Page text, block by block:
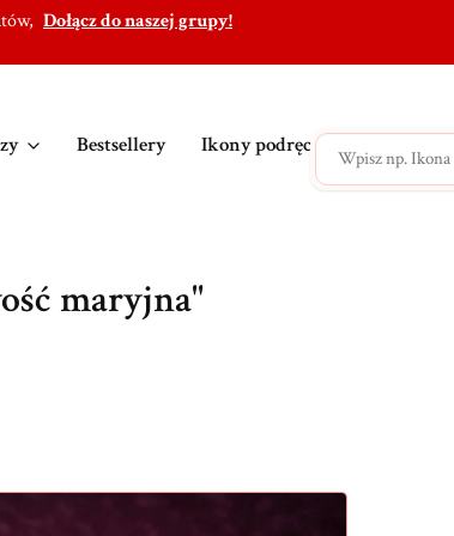
Dołącz do naszej grupy!
Bestsellery Ikony podręczne
maryjna"